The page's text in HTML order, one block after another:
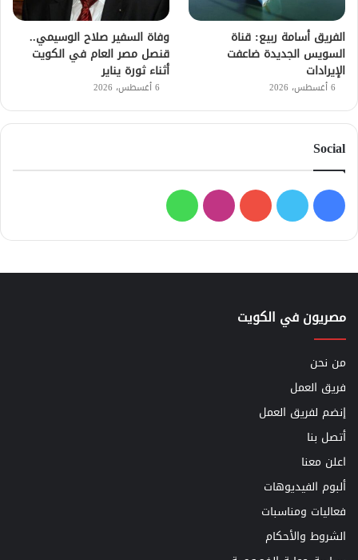
الفريق أسامة ربيع: قناة
السويس الجديدة ضاعفت
الإيرادات
6 أغسطس، 2026
وفاة السفير صلاح الوسيمي..
قنصل مصر العام في الكويت
أثناء ثورة يناير
6 أغسطس، 2026
Social
فيسبوك
تويتر يوتيوبانستقرامواتساب
مصريون في الكويت
من نحن
فريق العمل
إنضم لفريق العمل
أتصل بنا
اعلن معنا
ألبوم الفيديوهات
فعاليات ومناسبات
الشروط والأحكام